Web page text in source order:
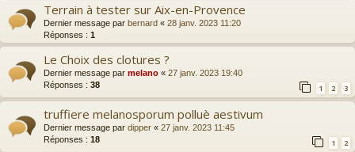
Terrain à tester sur Aix-en-Provence
Dernier message par bernard « 28 janv. 2023 11:20
Réponses : 1
Le Choix des clotures ?
Dernier message par melano « 27 janv. 2023 19:40
Réponses : 38 1 2 3
truffiere melanosporum polluè aestivum
Dernier message par dipper « 27 janv. 2023 11:45
Réponses : 18 1 2